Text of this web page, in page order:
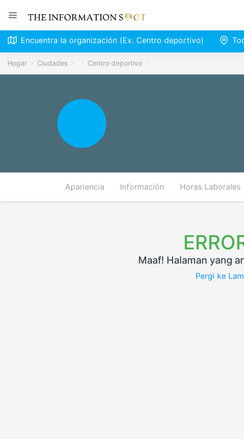
Encuentra la organización (Ex. Centro deportivo)
Hogar Ciudades Centro deportivo
Apariencia Información Horas Laborales
Maaf! Halaman yang
Pergi ke